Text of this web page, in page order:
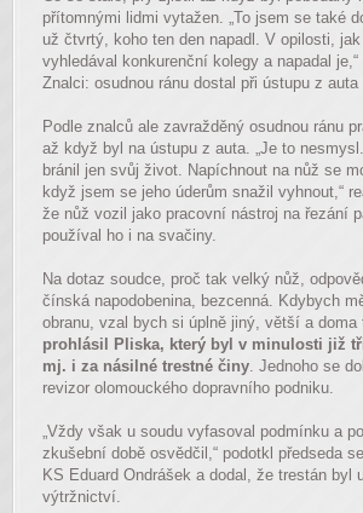
přítomnými lidmi vytažen. „To jsem se také
už čtvrtý, koho ten den napadl. V opilosti,
vyhledával konkurenční kolegy a napadal je,“
Znalci: osudnou ránu dostal při ústupu z auta
Podle znalců ale zavražděný osudnou ránu
až když byl na ústupu z auta. „Je to
bránil jen svůj život. Napíchnout na nůž se
když jsem se jeho úderům snažil vyhnout,“
že nůž vozil jako pracovní nástroj na řezání
používal ho i na svačiny.
Na dotaz soudce, proč tak velký nůž,
čínská napodobenina, bezcenná. Kdybych
obranu, vzal bych si úplně jiný, větší a doma
prohlásil Pliska, který byl v minulosti již
mj. i za násilné trestné činy . Jednoho se
revizor olomouckého dopravního podniku.
„Vždy však u soudu vyfasoval podmínku a
zkušební době osvědčil,“ podotkl předseda
KS Eduard Ondrášek a dodal, že trestán byl
výtržnictví.